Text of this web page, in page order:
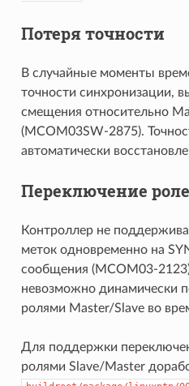
Потеря точности
В случайные моменты
точности синхронизации,
смещения относительно
(MCOM03SW-2875).
автоматически
Переключение
Контроллер не
меток одновременно на
сообщения (MCOM03-
невозможно динамически
ролями Master/Slave во
Для поддержки
ролями Slave/Master